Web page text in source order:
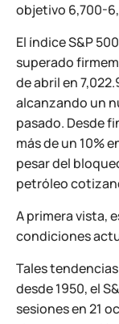
objetivo 6,700-
El índice S&P
superado
de abril en
alcanzando un
pasado. Desde
más de un 10%
pesar del
petróleo
A primera vista,
condiciones
Tales
desde 1950, el
sesiones en 21